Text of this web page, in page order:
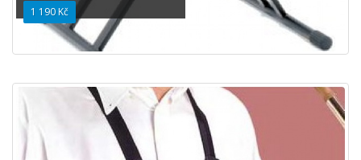
1 190 Kč